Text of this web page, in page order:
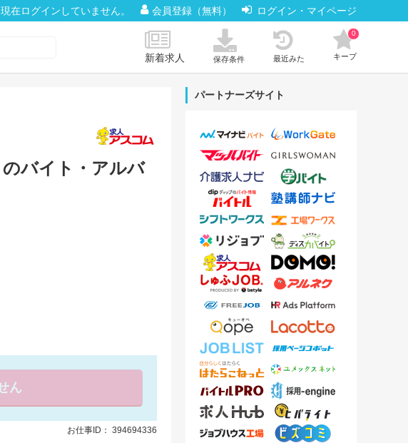
現在ログインしていません。 会員登録（無料） ログイン・マイページ
新着求人 保存条件 最近みた キープ
0
バイト・アルバ
ん
お仕事ID： 394694336
パートナーズサイト